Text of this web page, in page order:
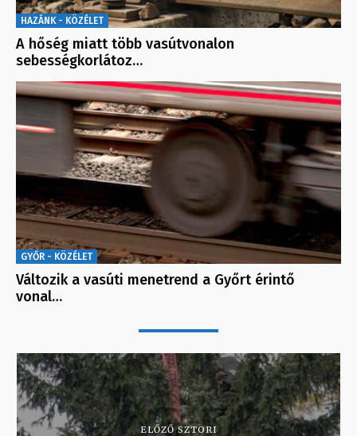
HAZÁNK - KÖZÉLET
A hőség miatt több vasútvonalon
sebességkorlátoz…
GYŐR - KÖZÉLET
Változik a vasúti menetrend a Győrt érintő
vonal…
ELŐZŐ SZTORI